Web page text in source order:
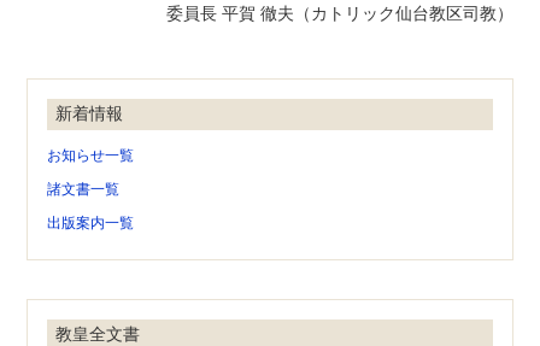
委員長 平賀 徹夫（カトリック仙台教区司教）
新着情報
お知らせ一覧
諸文書一覧
出版案内一覧
教皇全文書